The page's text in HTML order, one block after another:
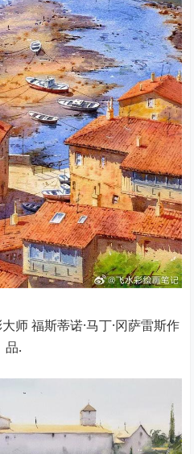
福斯蒂诺·马丁·冈萨雷斯作
品.